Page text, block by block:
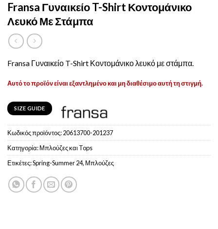
Fransa Γυναικείο T-Shirt Κοντομάνικο
Λευκό Με Στάμπα
Fransa Γυναικείο T-Shirt Κοντομάνικο λευκό με στάμπα.
Αυτό το προϊόν είναι εξαντλημένο και μη διαθέσιμο αυτή τη στιγμή.
SIZE GUIDE
Κωδικός προϊόντος:20613700-201237
Κατηγορία:Μπλούζες και Tops
Ετικέτες:Spring-Summer 24, Μπλούζες